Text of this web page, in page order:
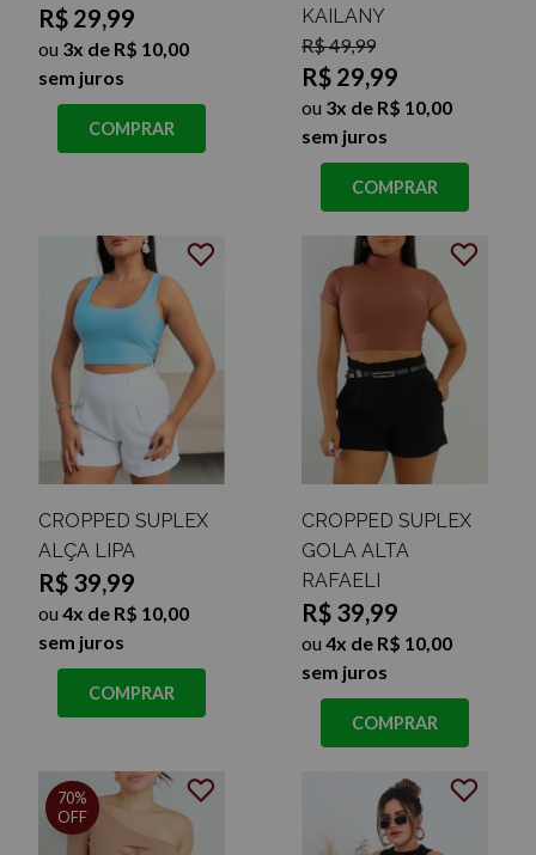
R$ 29,99
ou 3x de R$ 10,00
sem juros
COMPRAR
KAILANY
R$ 49,99
R$ 29,99
ou 3x de R$ 10,00
sem juros
COMPRAR
CROPPED SUPLEX
ALÇA LIPA
R$ 39,99
ou 4x de R$ 10,00
sem juros
COMPRAR
CROPPED SUPLEX
GOLA ALTA
RAFAELI
R$ 39,99
ou 4x de R$ 10,00
sem juros
COMPRAR
70%
OFF